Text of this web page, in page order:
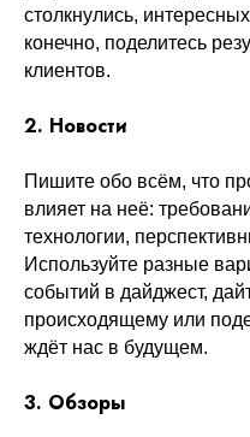
столкнулись,
конечно, поделитесь
клиентов.
2. Новости
Пишите обо всём, что
влияет на неё:
технологии,
Используйте разные
событий в дайджест,
происходящему или
ждёт нас в будущем.
3. Обзоры